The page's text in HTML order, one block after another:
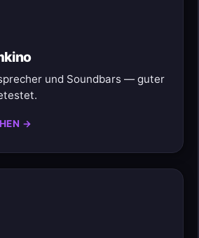
und Soundbars — guter
→